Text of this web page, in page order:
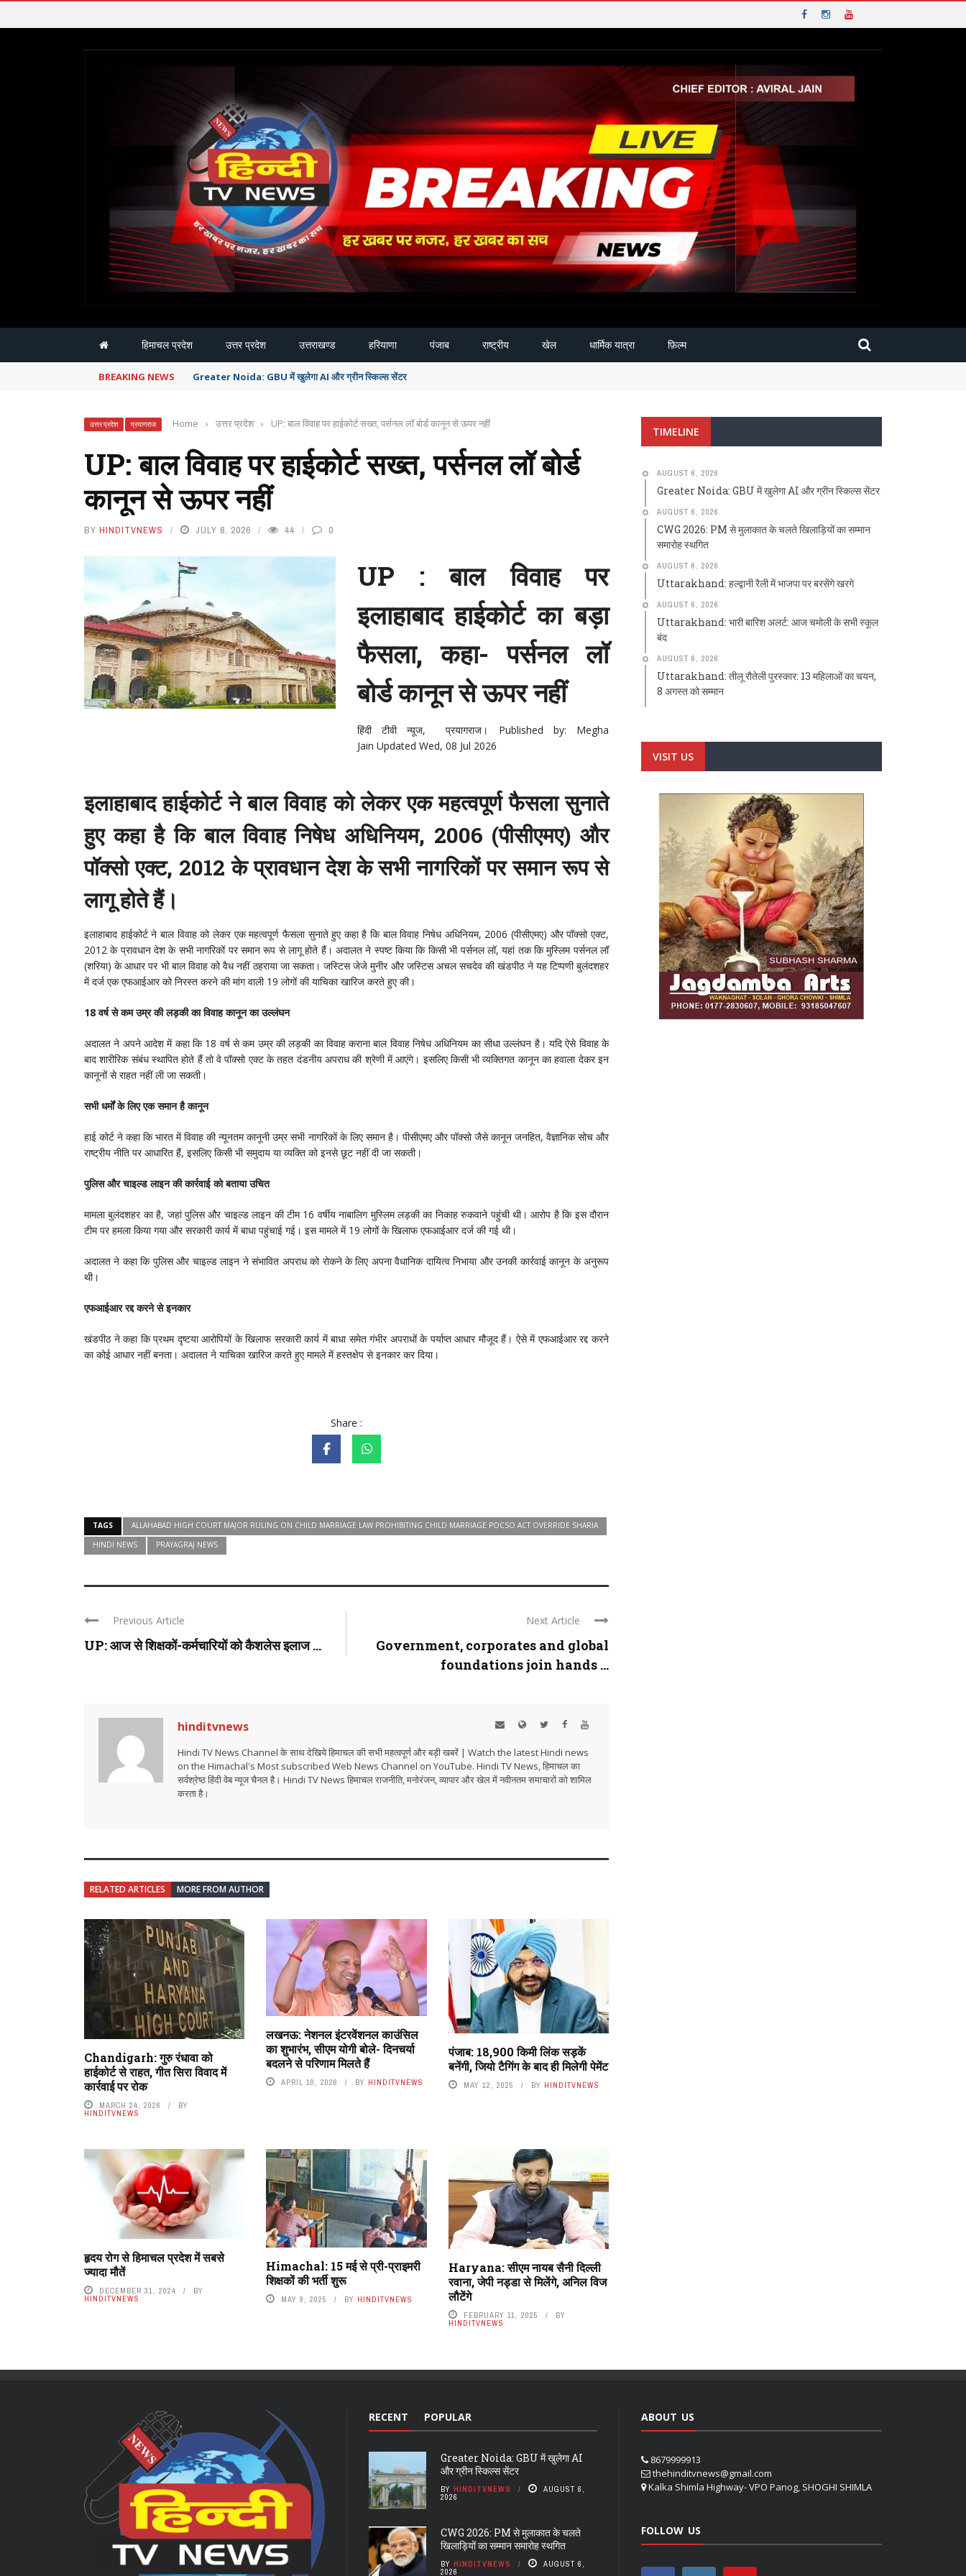
हिमाचल प्रदेश उत्तर प्रदेश उत्तराखण्ड हरियाणा पंजाब राष्ट्रीय खेल धार्मिक यात्रा फ़िल्म
BREAKING NEWS Greater Noida: GBU में खुलेगा AI और ग्रीन स्किल्स सेंटर
उत्तर प्रदेश प्रयागराज Home › उत्तर प्रदेश › UP: बाल विवाह पर हाईकोर्ट सख्त, पर्सनल लॉ बोर्ड कानून से ऊपर नहीं
UP: बाल विवाह पर हाईकोर्ट सख्त, पर्सनल लॉ बोर्ड
कानून से ऊपर नहीं
BY HINDITVNEWS JULY 8, 2026 44 0
UP : बाल विवाह पर
इलाहाबाद हाईकोर्ट का बड़ा
फैसला, कहा- पर्सनल लॉ
बोर्ड कानून से ऊपर नहीं
हिंदी टीवी न्यूज, प्रयागराज।
Published by: Megha
Jain Updated Wed, 08 Jul 2026
इलाहाबाद हाईकोर्ट ने बाल विवाह को लेकर एक महत्वपूर्ण फैसला सुनाते
हुए कहा है कि बाल विवाह निषेध अधिनियम, 2006 (पीसीएमए) और
पॉक्सो एक्ट, 2012 के प्रावधान देश के सभी नागरिकों पर समान रूप से
लागू होते हैं।
इलाहाबाद हाईकोर्ट ने बाल विवाह को लेकर एक महत्वपूर्ण फैसला सुनाते हुए कहा है कि बाल विवाह निषेध अधिनियम, 2006 (पीसीएमए) और पॉक्सो एक्ट,
2012 के प्रावधान देश के सभी नागरिकों पर समान रूप से लागू होते हैं। अदालत ने स्पष्ट किया कि किसी भी पर्सनल लॉ, यहां तक कि मुस्लिम पर्सनल लॉ
(शरिया) के आधार पर भी बाल विवाह को वैध नहीं ठहराया जा सकता। जस्टिस जेजे मुनीर और जस्टिस अचल सचदेव की खंडपीठ ने यह टिप्पणी बुलंदशहर
में दर्ज एक एफआईआर को निरस्त करने की मांग वाली 19 लोगों की याचिका खारिज करते हुए की।
18 वर्ष से कम उम्र की लड़की का विवाह कानून का उल्लंघन
अदालत ने अपने आदेश में कहा कि 18 वर्ष से कम उम्र की लड़की का विवाह कराना बाल विवाह निषेध अधिनियम का सीधा उल्लंघन है। यदि ऐसे विवाह के
बाद शारीरिक संबंध स्थापित होते हैं तो वे पॉक्सो एक्ट के तहत दंडनीय अपराध की श्रेणी में आएंगे। इसलिए किसी भी व्यक्तिगत कानून का हवाला देकर इन
कानूनों से राहत नहीं ली जा सकती।
सभी धर्मों के लिए एक समान है कानून
हाई कोर्ट ने कहा कि भारत में विवाह की न्यूनतम कानूनी उम्र सभी नागरिकों के लिए समान है। पीसीएमए और पॉक्सो जैसे कानून जनहित, वैज्ञानिक सोच और
राष्ट्रीय नीति पर आधारित हैं, इसलिए किसी भी समुदाय या व्यक्ति को इनसे छूट नहीं दी जा सकती।
पुलिस और चाइल्ड लाइन की कार्रवाई को बताया उचित
मामला बुलंदशहर का है, जहां पुलिस और चाइल्ड लाइन की टीम 16 वर्षीय नाबालिग मुस्लिम लड़की का निकाह रुकवाने पहुंची थी। आरोप है कि इस दौरान
टीम पर हमला किया गया और सरकारी कार्य में बाधा पहुंचाई गई। इस मामले में 19 लोगों के खिलाफ एफआईआर दर्ज की गई थी।
अदालत ने कहा कि पुलिस और चाइल्ड लाइन ने संभावित अपराध को रोकने के लिए अपना वैधानिक दायित्व निभाया और उनकी कार्रवाई कानून के अनुरूप
थी।
एफआईआर रद्द करने से इनकार
खंडपीठ ने कहा कि प्रथम दृष्टया आरोपियों के खिलाफ सरकारी कार्य में बाधा समेत गंभीर अपराधों के पर्याप्त आधार मौजूद हैं। ऐसे में एफआईआर रद्द करने
का कोई आधार नहीं बनता। अदालत ने याचिका खारिज करते हुए मामले में हस्तक्षेप से इनकार कर दिया।
Share :
TAGS
ALLAHABAD HIGH COURT MAJOR RULING ON CHILD MARRIAGE LAW PROHIBITING CHILD MARRIAGE POCSO ACT OVERRIDE SHARIA
HINDI NEWS
PRAYAGRAJ NEWS
Previous Article
UP: आज से शिक्षकों-कर्मचारियों को कैशलेस इलाज ...
Next Article
Government, corporates and global
foundations join hands ...
hinditvnews
Hindi TV News Channel के साथ देखिये हिमाचल की सभी महत्वपूर्ण और बड़ी खबरें | Watch the latest Hindi news
on the Himachal's Most subscribed Web News Channel on YouTube. Hindi TV News, हिमाचल का
सर्वश्रेष्ठ हिंदी वेब न्यूज चैनल है। Hindi TV News हिमाचल राजनीति, मनोरंजन, व्यापार और खेल में नवीनतम समाचारों को शामिल
करता है।
RELATED ARTICLES MORE FROM AUTHOR
Chandigarh: गुरु रंधावा को
हाईकोर्ट से राहत, गीत सिरा विवाद में
कार्रवाई पर रोक
MARCH 24, 2026 BY
HINDITVNEWS
लखनऊ: नेशनल इंटरवेंशनल काउंसिल
का शुभारंभ, सीएम योगी बोले- दिनचर्या
बदलने से परिणाम मिलते हैं
APRIL 10, 2026 BY HINDITVNEWS
पंजाब: 18,900 किमी लिंक सड़कें
बनेंगी, जियो टैगिंग के बाद ही मिलेगी पेमेंट
MAY 12, 2025 BY HINDITVNEWS
हृदय रोग से हिमाचल प्रदेश में सबसे
ज्यादा मौतें
DECEMBER 31, 2024 BY
HINDITVNEWS
Himachal: 15 मई से प्री-प्राइमरी
शिक्षकों की भर्ती शुरू
MAY 9, 2025 BY HINDITVNEWS
Haryana: सीएम नायब सैनी दिल्ली
रवाना, जेपी नड्डा से मिलेंगे, अनिल विज
लौटेंगे
FEBRUARY 11, 2025 BY
HINDITVNEWS
TIMELINE
AUGUST 6, 2026
Greater Noida: GBU में खुलेगा AI और ग्रीन स्किल्स सेंटर
AUGUST 6, 2026
CWG 2026: PM से मुलाकात के चलते खिलाड़ियों का सम्मान
समारोह स्थगित
AUGUST 6, 2026
Uttarakhand: हल्द्वानी रैली में भाजपा पर बरसेंगे खरगे
AUGUST 6, 2026
Uttarakhand: भारी बारिश अलर्ट: आज चमोली के सभी स्कूल
बंद
AUGUST 6, 2026
Uttarakhand: तीलू रौतेली पुरस्कार: 13 महिलाओं का चयन,
8 अगस्त को सम्मान
VISIT US
RECENT POPULAR
Greater Noida: GBU में खुलेगा AI
और ग्रीन स्किल्स सेंटर
BY HINDITVNEWS AUGUST 6,
2026
CWG 2026: PM से मुलाकात के चलते
खिलाड़ियों का सम्मान समारोह स्थगित
BY HINDITVNEWS AUGUST 6,
2026
ABOUT US
8679999913
thehinditvnews@gmail.com
Kalka Shimla Highway- VPO Panog, SHOGHI SHIMLA
FOLLOW US